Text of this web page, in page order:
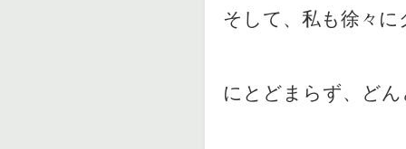
そして、私も徐々
にとどまらず、ど